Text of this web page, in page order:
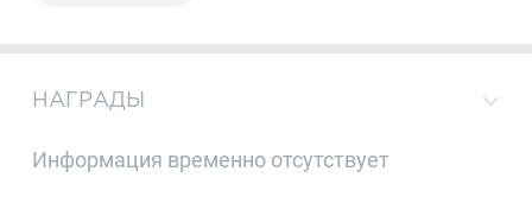
НАГРАДЫ
Информация временно отсутствует